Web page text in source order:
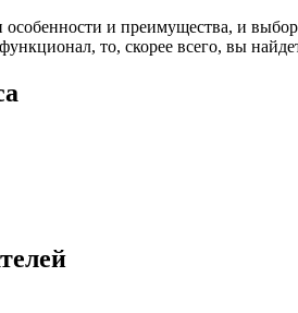
и преимущества, и
то, скорее всего, вы